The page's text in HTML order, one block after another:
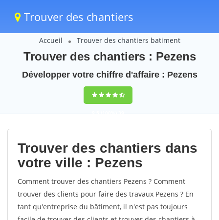
Trouver des chantiers
Accueil Trouver des chantiers batiment
Trouver des chantiers : Pezens
Développer votre chiffre d'affaire : Pezens
9,5(100%)39
votes
Trouver des chantiers dans
votre ville : Pezens
Comment trouver des chantiers Pezens ? Comment
trouver des clients pour faire des travaux Pezens ? En
tant qu'entreprise du bâtiment, il n'est pas toujours